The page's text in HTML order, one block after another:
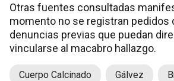
Otras fuentes consultadas
momento no se registran pedidos
denuncias previas que puedan
vincularse al macabro hallazgo.
Cuerpo Calcinado Gálvez